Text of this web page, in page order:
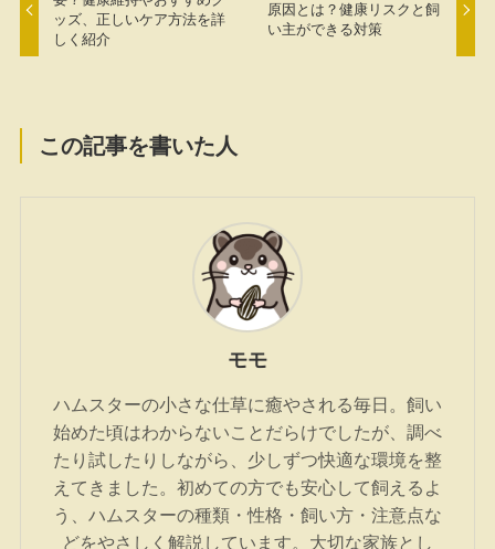
ッズ、正しいケア方法を詳
しく紹介
原因とは？健康リスクと飼
い主ができる対策
この記事を書いた人
モモ
ハムスターの小さな仕草に癒やされる毎日。飼い
始めた頃はわからないことだらけでしたが、調べ
たり試したりしながら、少しずつ快適な環境を整
えてきました。初めての方でも安心して飼えるよ
う、ハムスターの種類・性格・飼い方・注意点な
どをやさしく解説しています。大切な家族とし